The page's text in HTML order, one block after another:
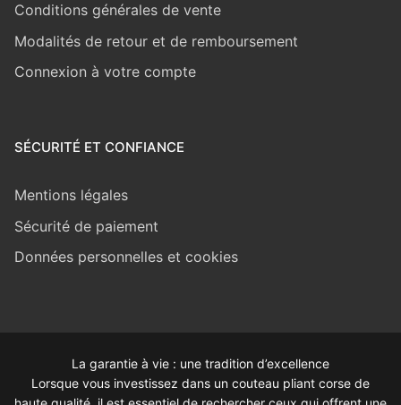
Conditions générales de vente
Modalités de retour et de remboursement
Connexion à votre compte
SÉCURITÉ ET CONFIANCE
Mentions légales
Sécurité de paiement
Données personnelles et cookies
La garantie à vie : une tradition d’excellence
Lorsque vous investissez dans un couteau pliant corse de